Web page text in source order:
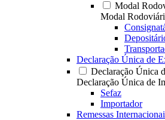
Modal
Modal
Declaração Única de
Declaração Única
Declaração Única de
Sefaz
Importador
Remessas